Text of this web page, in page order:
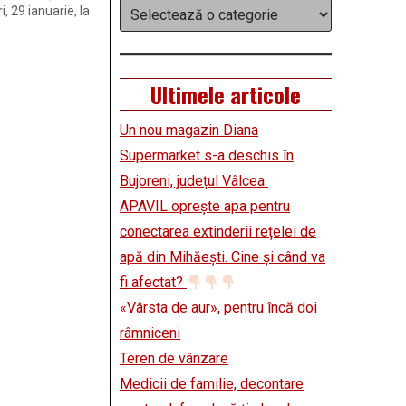
29 ianuarie, la
de la
de
Categorii
Ultimele articole
Un nou magazin Diana
Supermarket s-a deschis în
Bujoreni, județul Vâlcea
APAVIL oprește apa pentru
conectarea extinderii rețelei de
apă din Mihăești. Cine și când va
fi afectat?
«Vârsta de aur», pentru încă doi
râmniceni
Teren de vânzare
Medicii de familie, decontare